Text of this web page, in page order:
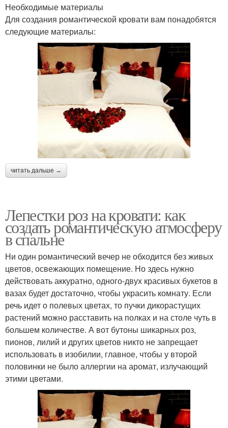
Необходимые материалы
Для создания романтической кровати вам понадобятся
следующие материалы:
читать дальше →
Лепестки роз на кровати: как
создать романтическую атмосферу
в спальне
Ни один романтический вечер не обходится без живых
цветов, освежающих помещение. Но здесь нужно
действовать аккуратно, одного-двух красивых букетов в
вазах будет достаточно, чтобы украсить комнату. Если
речь идет о полевых цветах, то пучки дикорастущих
растений можно расставить на полках и на столе чуть в
большем количестве. А вот бутоны шикарных роз,
пионов, лилий и других цветов никто не запрещает
использовать в изобилии, главное, чтобы у второй
половинки не было аллергии на аромат, излучающий
этими цветами.